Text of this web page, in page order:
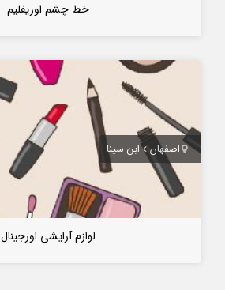
خط چشم اوریفلیم
اصفهان ابن سینا
لوازم آرایشی اورجینال